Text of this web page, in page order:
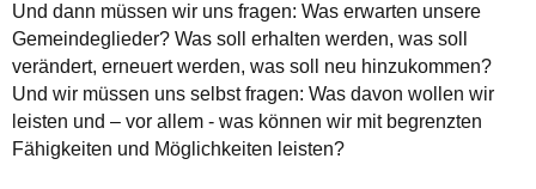
Und dann müssen wir uns fragen: Was erwarten unsere
Gemeindeglieder? Was soll erhalten werden, was soll
verändert, erneuert werden, was soll neu hinzukommen?
Und wir müssen uns selbst fragen: Was davon wollen wir
leisten und – vor allem - was können wir mit begrenzten
Fähigkeiten und Möglichkeiten leisten?